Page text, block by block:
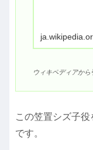
ウィキペディアから
この笠置シズ子
です。